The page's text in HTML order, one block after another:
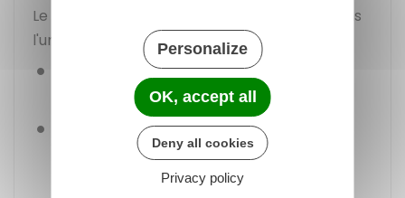
Le renouvellement du congé est possible dans
l'un des cas suivants :
Soit en cas de rechute ou récidive de la
pathologie de votre enfant
Soit lorsque la gravité de la pathologie de
votre enfant nécessite toujours une
présence soutenue et des soins
Personalize
OK, accept all
Deny all cookies
Privacy policy